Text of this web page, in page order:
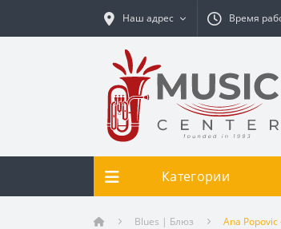
Наш адрес Время
Категории
Blues | Блюз Ana